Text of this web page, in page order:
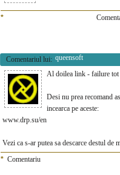
*
Comentariul lui: queensoft
Al doilea link - failure tot
Desi nu prea recomand
incearca pe aceste:
www.drp.su/en
Vezi ca s-ar putea sa descarce destul de
* Comentariu